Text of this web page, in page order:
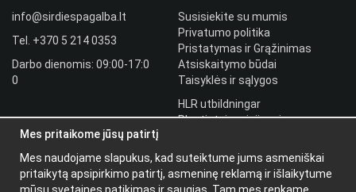
info@sirdiespagalba.lt
Tel. +370 5 214 0353
Darbo dienomis: 09:00-17:0
0
Susisiekite su mumis
Privatumo politika
Pristatymas ir Grąžinimas
Atsiskaitymo būdai
Taisyklės ir sąlygos
HLR utbildningar
Plantintojo prisijungimas
Papildoma
Mes pritaikome jūsų patirtį
Mes naudojame slapukus, kad suteiktume jums asmeniškai
pritaikytą apsipirkimo patirtį, asmeninę reklamą ir išlaikytume